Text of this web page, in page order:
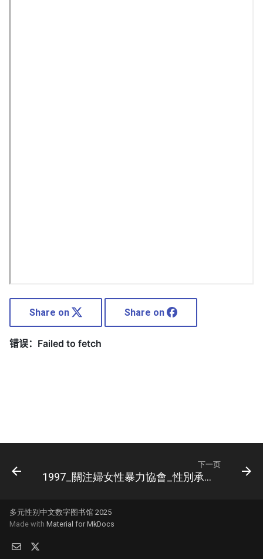
Share on Share on
下一页
1997_關注婦女性暴力協會_性別承認諮詢意見書
多元性别中文数字图书馆 2025
Made with Material for MkDocs